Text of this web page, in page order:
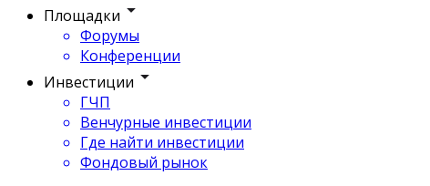
Площадки
Форумы
Конференции
Инвестиции
ГЧП
Венчурные инвестиции
Где найти инвестиции
Фондовый рынок